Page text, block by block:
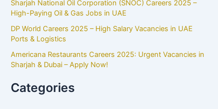
Sharjah National Oil Corporation (SNOC) Careers 2025 –
High-Paying Oil & Gas Jobs in UAE
DP World Careers 2025 – High Salary Vacancies in UAE
Ports & Logistics
Americana Restaurants Careers 2025: Urgent Vacancies in
Sharjah & Dubai – Apply Now!
Categories